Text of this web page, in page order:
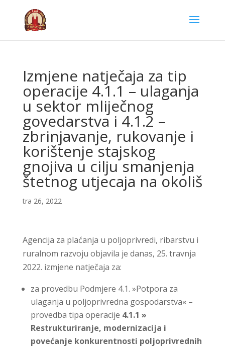
Izmjene natječaja za tip
operacije 4.1.1 – ulaganja
u sektor mliječnog
govedarstva i 4.1.2 –
zbrinjavanje, rukovanje i
korištenje stajskog
gnojiva u cilju smanjenja
štetnog utjecaja na okoliš
tra 26, 2022
Agencija za plaćanja u poljoprivredi, ribarstvu i
ruralnom razvoju objavila je danas, 25. travnja
2022. izmjene natječaja za:
za provedbu Podmjere 4.1. »Potpora za
ulaganja u poljoprivredna gospodarstva« –
provedba tipa operacije 4.1.1 »
Restrukturiranje, modernizacija i
povećanje konkurentnosti poljoprivrednih